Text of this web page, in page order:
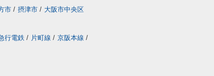
市 / 摂津市 / 大阪市中央区
行電鉄 / 片町線 / 京阪本線 /